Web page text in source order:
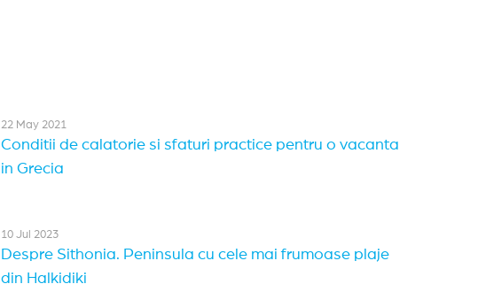
22 May 2021
Conditii de calatorie si sfaturi practice pentru o vacanta
in Grecia
10 Jul 2023
Despre Sithonia. Peninsula cu cele mai frumoase plaje
din Halkidiki